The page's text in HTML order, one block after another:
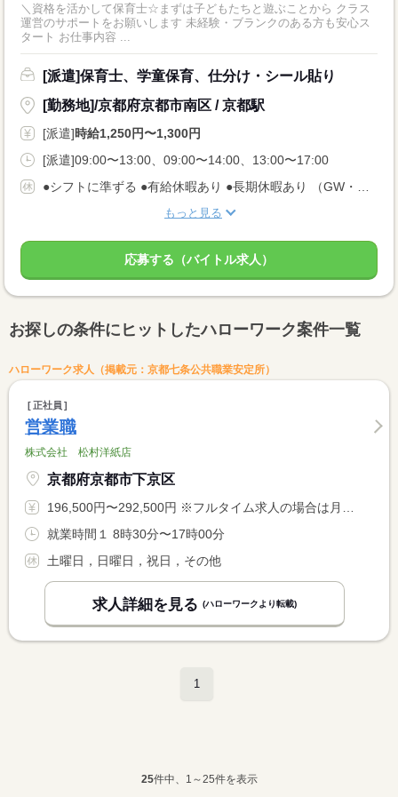
＼資格を活かして保育士☆まずは子どもたちと遊ぶことから クラス
運営のサポートをお願いします 未経験・ブランクのある方も安心ス
タート お仕事内容 ...
[派遣]保育士、学童保育、仕分け・シール貼り
[勤務地]/京都府京都市南区 / 京都駅
[派遣]時給1,250円〜1,300円
[派遣]09:00〜13:00、09:00〜14:00、13:00〜17:00
●シフトに準ずる ●有給休暇あり ●長期休暇あり （GW・お盆・年末年始） ●産休・育休・介護休暇あり ※産休育休取得率：95％
もっと見る
応募する（バイトル求人）
お探しの条件にヒットしたハローワーク案件一覧
ハローワーク求人（掲載元：京都七条公共職業安定所）
正社員
営業職
株式会社 松村洋紙店
京都府京都市下京区
196,500円〜292,500円 ※フルタイム求人の場合は月額（換算額）、パート求人の場合は時間額を表示しています。
就業時間１ 8時30分〜17時00分
土曜日，日曜日，祝日，その他
求人詳細を見る (ハローワークより転載)
1
25件中、1～25件を表示